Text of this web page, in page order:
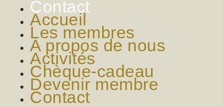
Contact
Accueil
Les membres
A propos de nous
Activités
Chèque-cadeau
Devenir membre
Contact